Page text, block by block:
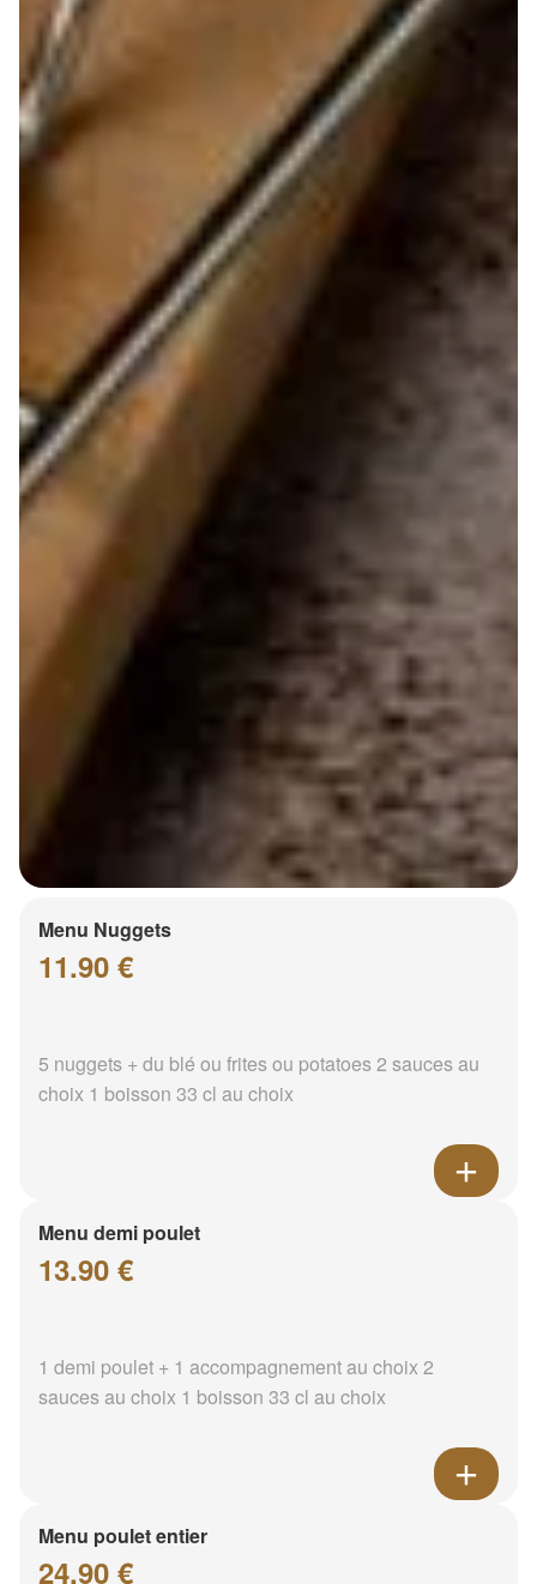
Menu Nuggets
11.90 €
5 nuggets + du blé ou frites ou potatoes 2 sauces au
choix 1 boisson 33 cl au choix
Menu demi poulet
13.90 €
1 demi poulet + 1 accompagnement au choix 2
sauces au choix 1 boisson 33 cl au choix
Menu poulet entier
24.90 €